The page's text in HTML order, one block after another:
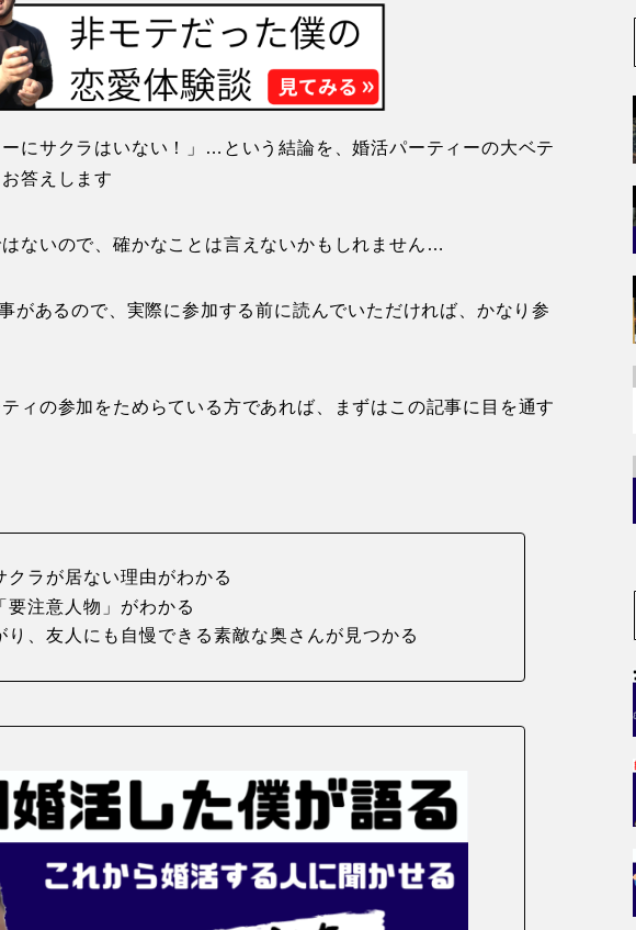
にサクラはいない！」…という結論を、婚活パーティーの大ベテ
答えします
ないので、確かなことは言えないかもしれません…
があるので、実際に参加する前に読んでいただければ、かなり参
ィの参加をためらている方であれば、まずはこの記事に目を通す
クラが居ない理由がわかる
要注意人物」がわかる
り、友人にも自慢できる素敵な奥さんが見つかる